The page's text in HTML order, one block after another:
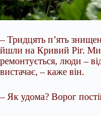
– Тридцять п’ять
йшли на Кривий Ріг. Ми
ремонтується, люди –
вистачає, – каже він.
– Як удома? Ворог